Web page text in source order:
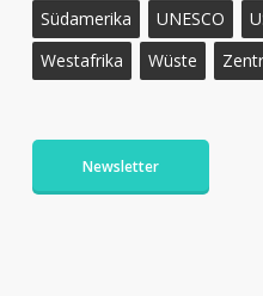
Südamerika
UNESCO
Westafrika
Wüste
Newsletter